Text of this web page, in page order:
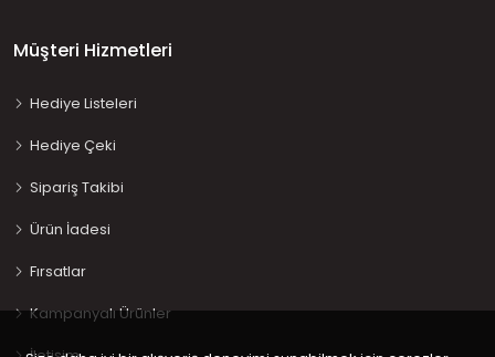
Müşteri Hizmetleri
Hediye Listeleri
Hediye Çeki
Sipariş Takibi
Ürün İadesi
Fırsatlar
Kampanyalı Ürünler